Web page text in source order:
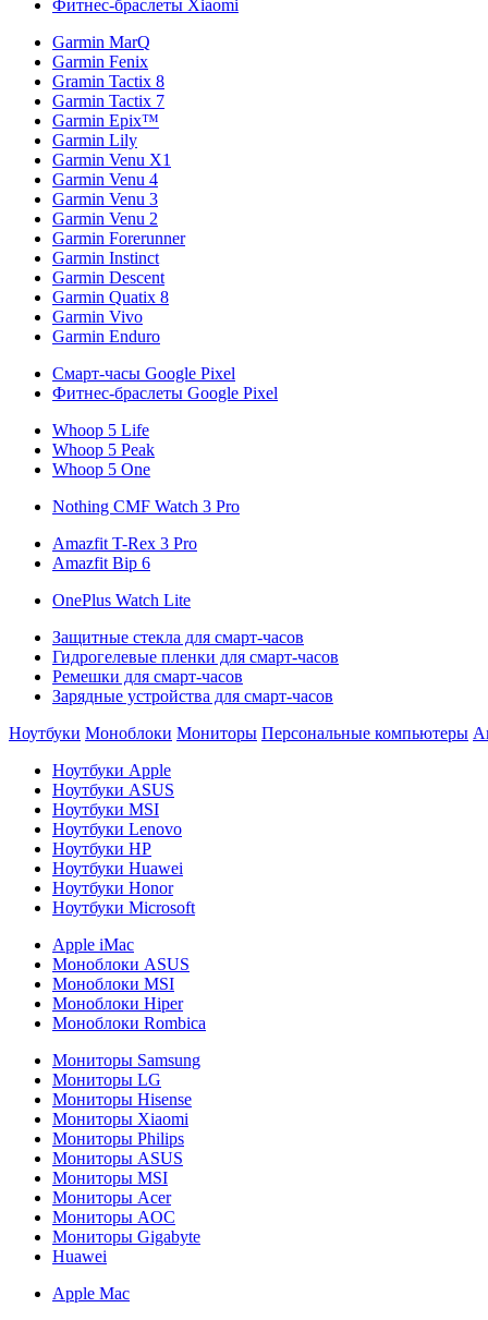
Фитнес-браслеты Xiaomi
Garmin MarQ
Garmin Fenix
Gramin Tactix 8
Garmin Tactix 7
Garmin Epix™
Garmin Lily
Garmin Venu X1
Garmin Venu 4
Garmin Venu 3
Garmin Venu 2
Garmin Forerunner
Garmin Instinct
Garmin Descent
Garmin Quatix 8
Garmin Vivo
Garmin Enduro
Смарт-часы Google Pixel
Фитнес-браслеты Google Pixel
Whoop 5 Life
Whoop 5 Peak
Whoop 5 One
Nothing CMF Watch 3 Pro
Amazfit T-Rex 3 Pro
Amazfit Bip 6
OnePlus Watch Lite
Защитные стекла для смарт-часов
Гидрогелевые пленки для смарт-часов
Ремешки для смарт-часов
Зарядные устройства для смарт-часов
Ноутбуки Моноблоки Мониторы Персональные компьютеры
Ноутбуки Apple
Ноутбуки ASUS
Ноутбуки MSI
Ноутбуки Lenovo
Ноутбуки HP
Ноутбуки Huawei
Ноутбуки Honor
Ноутбуки Microsoft
Apple iMac
Моноблоки ASUS
Моноблоки MSI
Моноблоки Hiper
Моноблоки Rombica
Мониторы Samsung
Мониторы LG
Мониторы Hisense
Мониторы Xiaomi
Мониторы Philips
Мониторы ASUS
Мониторы MSI
Мониторы Acer
Мониторы AOC
Мониторы Gigabyte
Huawei
Apple Mac